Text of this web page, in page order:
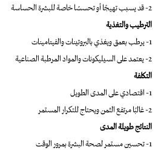
2- قد يسبب تهيجًا أو تحسسًا خاصة للبشرة الحساسة
الترطيب والتغذية
1- يرطب بعمق ويغذي بالبروتينات والفيتامينات
2- يعتمد على السيليكونات والمواد المرطبة الصناعية
التكلفة
1- اقتصادي على المدى الطويل
2- غالبًا مرتفع الثمن ويحتاج للتكرار المستمر
النتائج طويلة المدى
1- تحسين مستمر لصحة البشرة بمرور الوقت